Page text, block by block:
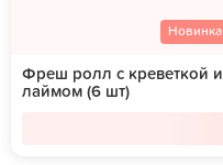
Новинка
Фреш ролл с креветкой и
лаймом (6 шт)